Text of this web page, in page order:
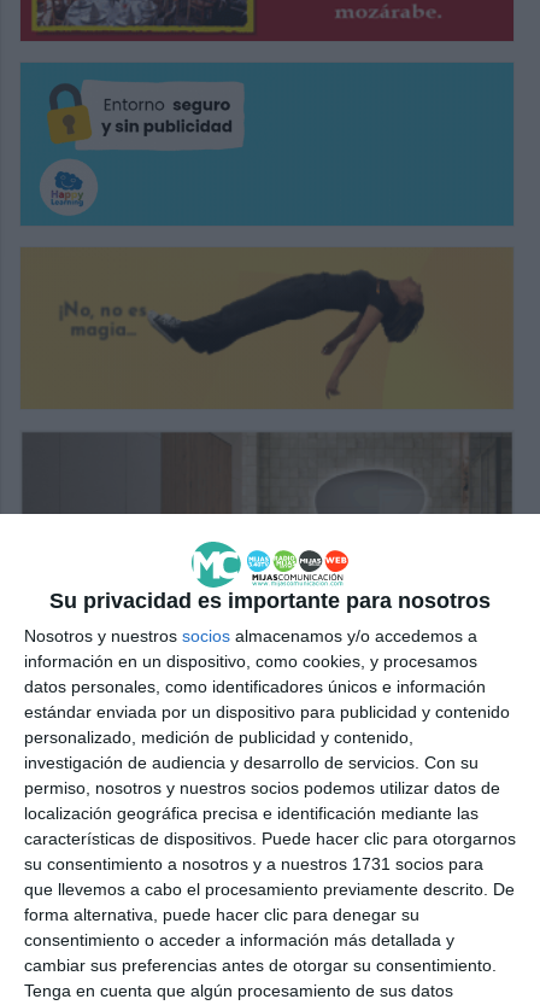
Su privacidad es importante para nosotros
Nosotros y nuestros socios almacenamos y/o accedemos a
información en un dispositivo, como cookies, y procesamos
datos personales, como identificadores únicos e información
estándar enviada por un dispositivo para publicidad y contenido
personalizado, medición de publicidad y contenido,
investigación de audiencia y desarrollo de servicios. Con su
permiso, nosotros y nuestros socios podemos utilizar datos de
localización geográfica precisa e identificación mediante las
características de dispositivos. Puede hacer clic para otorgarnos
su consentimiento a nosotros y a nuestros 1731 socios para
que llevemos a cabo el procesamiento previamente descrito. De
forma alternativa, puede hacer clic para denegar su
consentimiento o acceder a información más detallada y
cambiar sus preferencias antes de otorgar su consentimiento.
Tenga en cuenta que algún procesamiento de sus datos